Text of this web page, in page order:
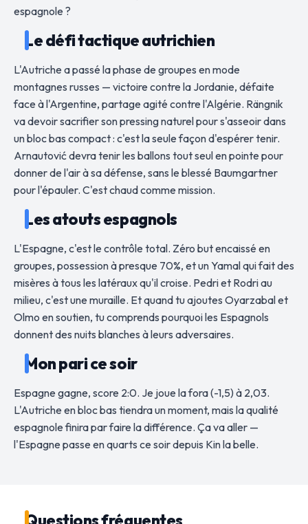
espagnole ?
Le défi tactique autrichien
L'Autriche a passé la phase de groupes en mode
montagnes russes — victoire contre la Jordanie, défaite
face à l'Argentine, partage agité contre l'Algérie. Rängnik
va devoir sacrifier son pressing naturel pour s'asseoir dans
un bloc bas compact : c'est la seule façon d'espérer tenir.
Arnautović devra tenir les ballons tout seul en pointe pour
donner de l'air à sa défense, sans le blessé Baumgartner
pour l'épauler. C'est chaud comme mission.
Les atouts espagnols
L'Espagne, c'est le contrôle total. Zéro but encaissé en
groupes, possession à presque 70%, et un Yamal qui fait des
misères à tous les latéraux qu'il croise. Pedri et Rodri au
milieu, c'est une muraille. Et quand tu ajoutes Oyarzabal et
Olmo en soutien, tu comprends pourquoi les Espagnols
donnent des nuits blanches à leurs adversaires.
Mon pari ce soir
Espagne gagne, score 2:0. Je joue la fora (-1,5) à 2,03.
L'Autriche en bloc bas tiendra un moment, mais la qualité
espagnole finira par faire la différence. Ça va aller —
l'Espagne passe en quarts ce soir depuis Kin la belle.
Questions fréquentes